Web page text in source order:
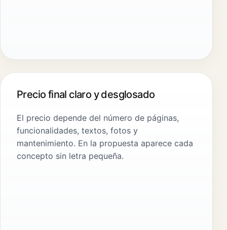
Precio final claro y desglosado
El precio depende del número de páginas,
funcionalidades, textos, fotos y
mantenimiento. En la propuesta aparece cada
concepto sin letra pequeña.